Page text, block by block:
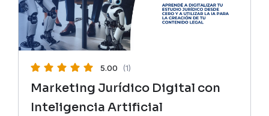
5.00 (1)
Marketing Jurídico Digital con
Inteligencia Artificial